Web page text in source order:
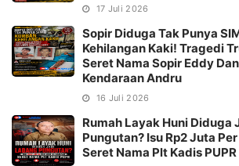
17 Juli 2026
Sopir Diduga Tak Punya
Kehilangan Kaki! Tragedi
Seret Nama Sopir Eddy
Kendaraan Andru
16 Juli 2026
Rumah Layak Huni Diduga
Pungutan? Isu Rp2 Juta
Seret Nama Plt Kadis PUPR